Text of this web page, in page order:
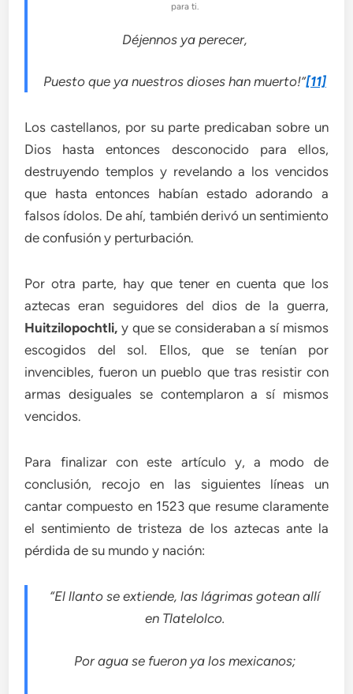
para ti.
Déjennos ya perecer,
Puesto que ya nuestros dioses han muerto!”[11]
Los castellanos, por su parte predicaban sobre un
Dios hasta entonces desconocido para ellos,
destruyendo templos y revelando a los vencidos
que hasta entonces habían estado adorando a
falsos ídolos. De ahí, también derivó un sentimiento
de confusión y perturbación.
Por otra parte, hay que tener en cuenta que los
aztecas eran seguidores del dios de la guerra,
Huitzilopochtli, y que se consideraban a sí mismos
escogidos del sol. Ellos, que se tenían por
invencibles, fueron un pueblo que tras resistir con
armas desiguales se contemplaron a sí mismos
vencidos.
Para finalizar con este artículo y, a modo de
conclusión, recojo en las siguientes líneas un
cantar compuesto en 1523 que resume claramente
el sentimiento de tristeza de los aztecas ante la
pérdida de su mundo y nación:
“El llanto se extiende, las lágrimas gotean allí
en Tlatelolco.
Por agua se fueron ya los mexicanos;